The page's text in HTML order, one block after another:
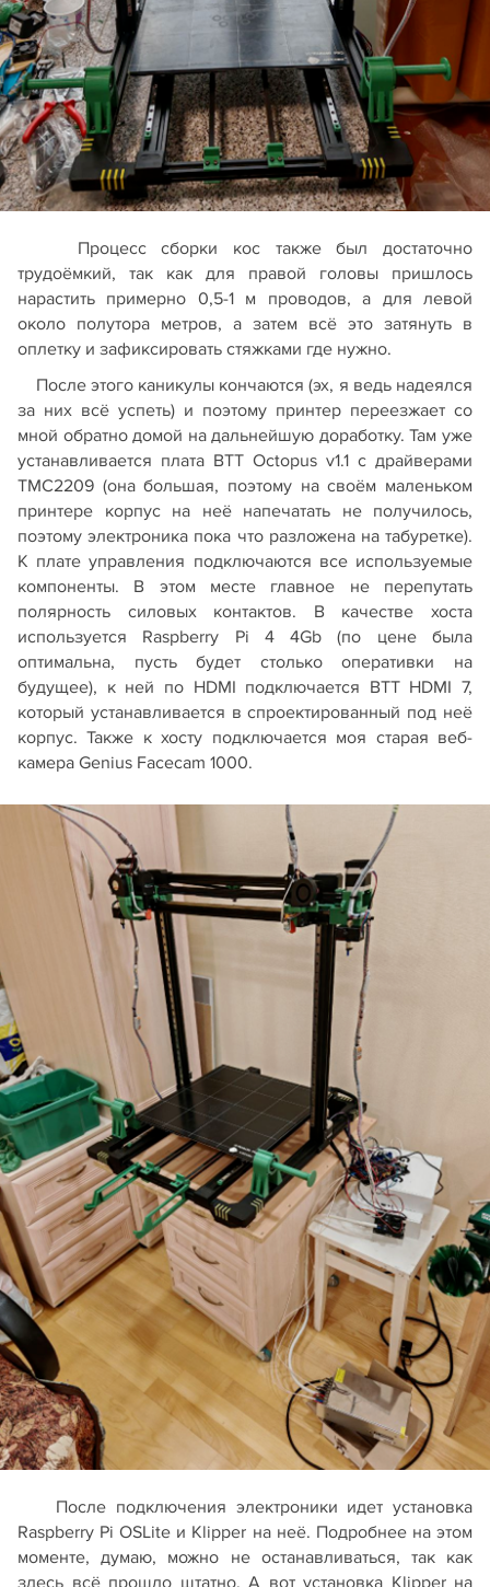
Процесс сборки кос также был достаточно
трудоёмкий, так как для правой головы пришлось
нарастить примерно 0,5-1 м проводов, а для левой
около полутора метров, а затем всё это затянуть в
оплетку и зафиксировать стяжками где нужно.
После этого каникулы кончаются (эх, я ведь надеялся
за них всё успеть) и поэтому принтер переезжает со
мной обратно домой на дальнейшую доработку. Там уже
устанавливается плата BTT Octopus v1.1 с драйверами
TMC2209 (она большая, поэтому на своём маленьком
принтере корпус на неё напечатать не получилось,
поэтому электроника пока что разложена на табуретке).
К плате управления подключаются все используемые
компоненты. В этом месте главное не перепутать
полярность силовых контактов. В качестве хоста
используется Raspberry Pi 4 4Gb (по цене была
оптимальна, пусть будет столько оперативки на
будущее), к ней по HDMI подключается BTT HDMI 7,
который устанавливается в спроектированный под неё
корпус. Также к хосту подключается моя старая веб-
камера Genius Facecam 1000.
После подключения электроники идет установка
Raspberry Pi OSLite и Klipper на неё. Подробнее на этом
моменте, думаю, можно не останавливаться, так как
здесь всё прошло штатно. А вот установка Klipper на